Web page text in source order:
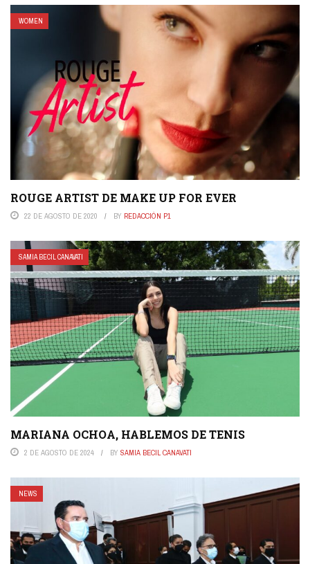
WOMEN
ROUGE ARTIST DE MAKE UP FOR EVER
22 DE AGOSTO DE 2020 BY REDACCIÓN P1
SAMIA BECIL CANAVATI
MARIANA OCHOA, HABLEMOS DE TENIS
2 DE AGOSTO DE 2024 BY SAMIA BECIL CANAVATI
NEWS